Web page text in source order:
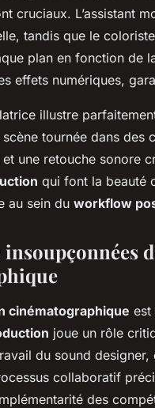
cruciaux. L’assistant
tandis que le
plan en fonction de
effets numériques,
illustre
tournée dans
une retouche sonore
qui font la beauté
au sein du workflow
insoupçonnées
cinématographique est
joue un rôle
du sound
collaboratif
des